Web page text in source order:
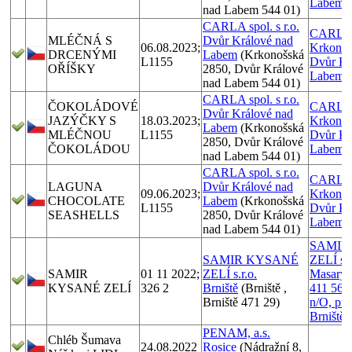
nad Labem 544 01)
MLÉČNÁ S
DRCENÝMI
OŘÍŠKY
06.08.2023;
L1155
CARLA spol. s r.o.
Dvůr Králové nad
Labem (Krkonošská
2850, Dvůr Králové
nad Labem 544 01)
CARLA
Dvůr
Labem
ČOKOLÁDOVÉ
JAZÝČKY S
MLÉČNOU
ČOKOLÁDOU
18.03.2023;
L1155
CARLA spol. s r.o.
Dvůr Králové nad
Labem (Krkonošská
2850, Dvůr Králové
nad Labem 544 01)
CARLA
Dvůr
Labem
LAGUNA
CHOCOLATE
SEASHELLS
09.06.2023;
L1155
CARLA spol. s r.o.
Dvůr Králové nad
Labem (Krkonošská
2850, Dvůr Králové
nad Labem 544 01)
CARLA
Dvůr
Labem
SAMIR
KYSANÉ ZELÍ
01 11 2022;
326 2
SAMIR KYSANÉ
ZELÍ s.r.o.
Brniště (Brniště ,
Brniště 471 29)
ZELÍ
411 56
n/O,
Brniště
Chléb Šumava
24.08.2022
PENAM, a.s.
Rosice (Nádražní 8,